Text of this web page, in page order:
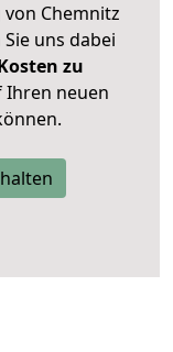
Chemnitz
uns dabei
zu
Ihren neuen